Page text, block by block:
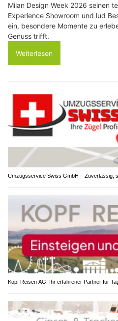
Milan Design Week 2026 seinen
Experience Showroom und lud
ein, besondere Momente zu
Genuss trifft.
Weiterlesen
Umzugsservice Swiss GmbH – Zuverlässig,
Kopf Reisen AG: Ihr erfahrener Partner für